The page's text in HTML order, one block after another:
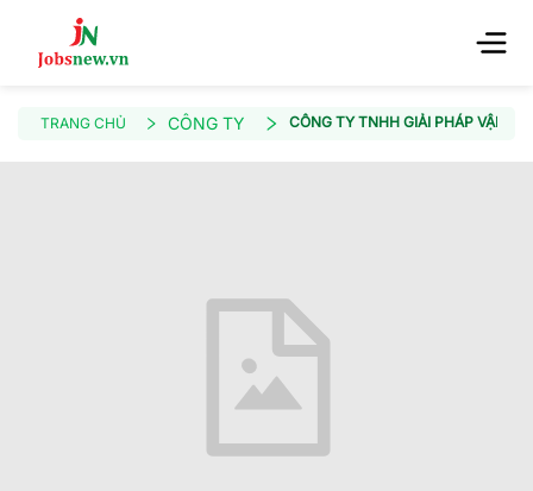
TRANG CHỦ CÔNG TY CÔNG TY TNHH GIẢI PHÁP VẬN